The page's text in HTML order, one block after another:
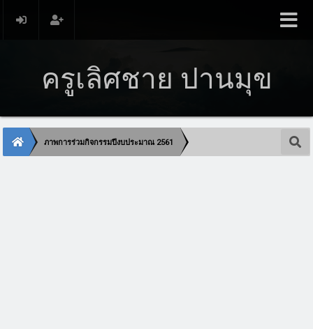
ครูเลิศชาย ปานมุข
ภาพการร่วมกิจกรรมปีงบประมาณ 2561